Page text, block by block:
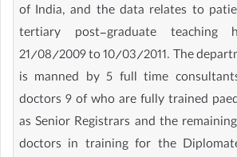
of India, and the data relates to
tertiary post-graduate teaching
21/08/2009 to 10/03/2011. The
is manned by 5 full time
doctors 9 of who are fully trained
as Senior Registrars and the
doctors in training for the